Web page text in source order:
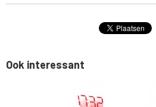
Ook interessant